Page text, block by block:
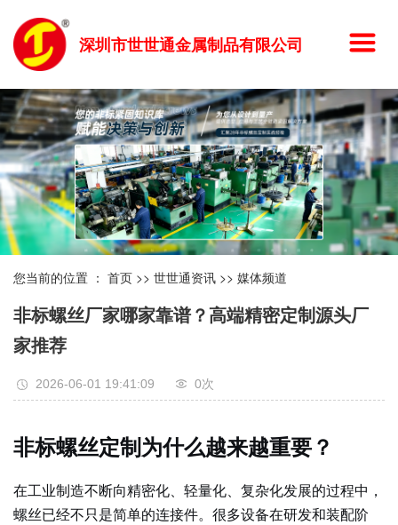
深圳市世世通金属制品有限公司
您当前的位置 ： 首页 >> 世世通资讯 >> 媒体频道
非标螺丝厂家哪家靠谱？高端精密定制源头厂
家推荐
2026-06-01 19:41:09 0次
非标螺丝定制为什么越来越重要？
在工业制造不断向精密化、轻量化、复杂化发展的过程中，
螺丝已经不只是简单的连接件。很多设备在研发和装配阶